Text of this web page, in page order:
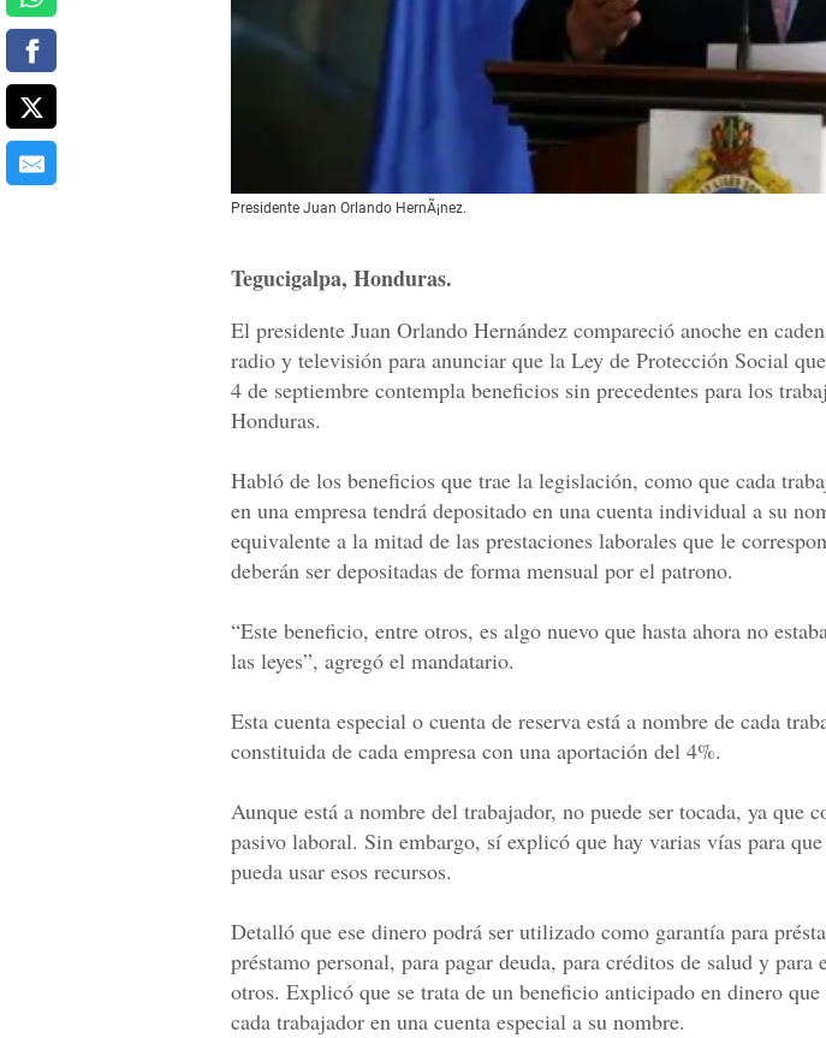
Presidente Juan Orlando HernÃ¡nez.
Tegucigalpa, Honduras.
El presidente Juan Orlando Hernández compareció anoche en
radio y televisión para anunciar que la Ley de Protección Social
4 de septiembre contempla beneficios sin precedentes para los
Honduras.
Habló de los beneficios que trae la legislación, como que cada
en una empresa tendrá depositado en una cuenta individual a su
equivalente a la mitad de las prestaciones laborales que le
deberán ser depositadas de forma mensual por el patrono.
“Este beneficio, entre otros, es algo nuevo que hasta ahora no
las leyes”, agregó el mandatario.
Esta cuenta especial o cuenta de reserva está a nombre de cada
constituida de cada empresa con una aportación del 4%.
Aunque está a nombre del trabajador, no puede ser tocada, ya que
pasivo laboral. Sin embargo, sí explicó que hay varias vías para
pueda usar esos recursos.
Detalló que ese dinero podrá ser utilizado como garantía para
préstamo personal, para pagar deuda, para créditos de salud y para
otros. Explicó que se trata de un beneficio anticipado en dinero que
cada trabajador en una cuenta especial a su nombre.